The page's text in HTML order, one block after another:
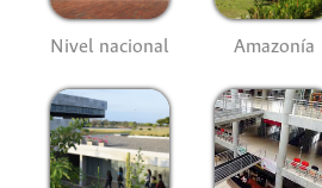
Nivel nacional Amazonía